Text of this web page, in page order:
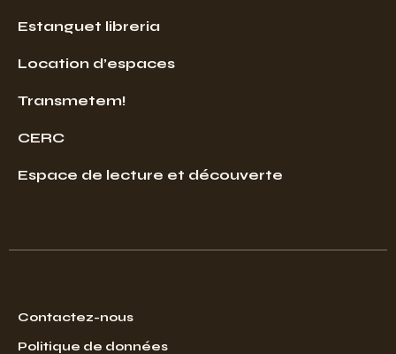
Estanguet libreria
Location d’espaces
Transmetem!
CERC
Espace de lecture et découverte
Contactez-nous
Politique de données